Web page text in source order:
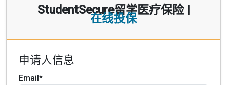
StudentSecure留学医疗保险 |
在线投保
申请人信息
Email*